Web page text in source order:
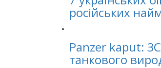
російських
Panzer kaput:
танкового